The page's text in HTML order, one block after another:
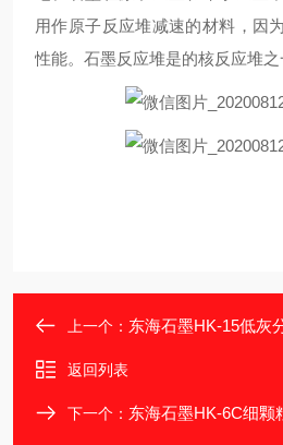
用作原子反应堆减速的材料，因
性能。石墨反应堆是的核反应堆之
上一个： 东海石墨HK-15低灰
返回列表
下一个： 东海石墨HK-6C细颗